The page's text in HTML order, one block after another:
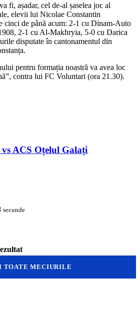
fi, așadar, cel de-al șaselea joc al
elevii lui Nicolae Constantin
cinci de până acum: 2-1 cu Dinam-Auto
2-1 cu Al-Makhryia, 5-0 cu Darica
disputate în cantonamentul din
pentru formația noastră va avea loc
contra lui FC Voluntari (ora 21.30).
ACS Oțelul Galați
secunde
TOATE MECIURILE